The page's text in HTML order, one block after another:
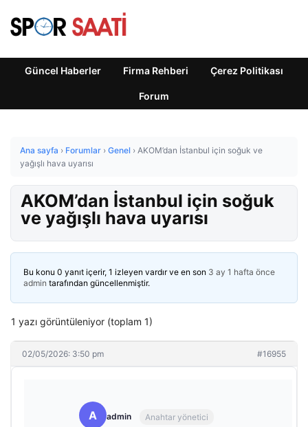
Güncel Haberler Firma Rehberi Çerez Politikası
Forum
Ana sayfa › Forumlar › Genel › AKOM’dan İstanbul için soğuk ve
yağışlı hava uyarısı
AKOM’dan İstanbul için soğuk
ve yağışlı hava uyarısı
Bu konu 0 yanıt içerir, 1 izleyen vardır ve en son 3 ay 1 hafta önce
admin tarafından güncellenmiştir.
1 yazı görüntüleniyor (toplam 1)
02/05/2026: 3:50 pm #16955
A admin Anahtar yönetici